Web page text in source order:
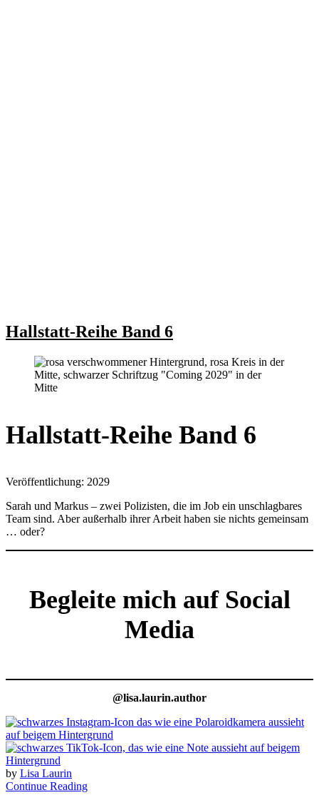
Hallstatt-Reihe Band 6
Hallstatt-Reihe Band 6
Veröffentlichung: 2029
Sarah und Markus – zwei Polizisten, die im Job ein unschlagbares
Team sind. Aber außerhalb ihrer Arbeit haben sie nichts gemeinsam
… oder?
Begleite mich auf Social
Media
@lisa.laurin.author
by Lisa Laurin
Continue Reading